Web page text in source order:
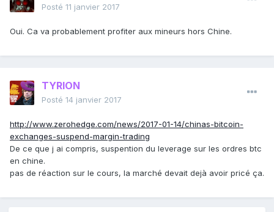
Posté 11 janvier 2017
Oui. Ca va probablement profiter aux mineurs hors Chine.
TYRION
Posté 14 janvier 2017
http://www.zerohedge.com/news/2017-01-14/chinas-bitcoin-
exchanges-suspend-margin-trading
De ce que j ai compris, suspention du leverage sur les ordres btc
en chine.
pas de réaction sur le cours, la marché devait dejà avoir pricé ça.